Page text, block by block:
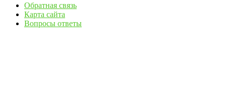
Обратная связь
Карта сайта
Вопросы ответы